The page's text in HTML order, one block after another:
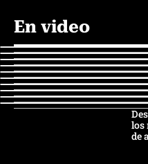
En video
los
de